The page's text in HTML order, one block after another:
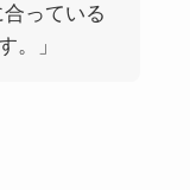
っている
。」